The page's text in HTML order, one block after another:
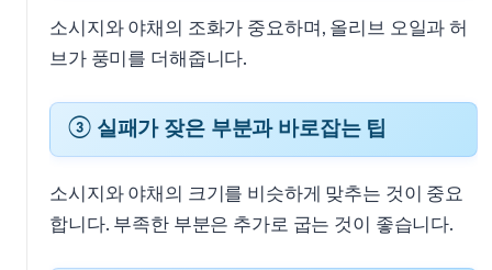
소시지와 야채의 조화가 중요하며, 올리브 오일과 허
브가 풍미를 더해줍니다.
③ 실패가 잦은 부분과 바로잡는 팁
소시지와 야채의 크기를 비슷하게 맞추는 것이 중요
합니다. 부족한 부분은 추가로 굽는 것이 좋습니다.